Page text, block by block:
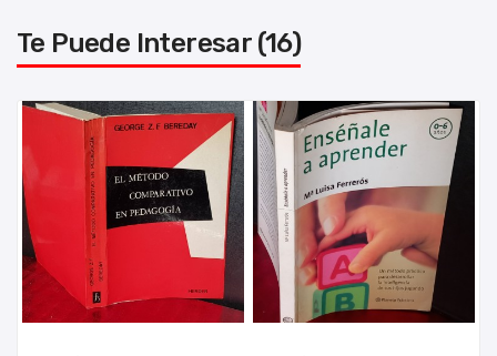
Te Puede Interesar (16)